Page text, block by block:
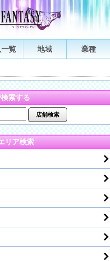
一覧 地域 業種
索する
店舗検索
リア検索